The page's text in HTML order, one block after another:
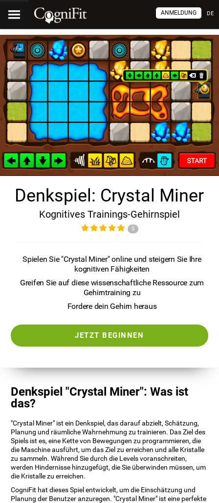
DE
ANMELDUNG
Denkspiel: Crystal Miner
Kognitives Trainings-Gehirnspiel
5
Spielen Sie "Crystal Miner" online und steigern Sie Ihre
kognitiven Fähigkeiten
Greifen Sie auf diese wissenschaftliche Ressource zum
Gehirntraining zu
Fordere dein Gehirn heraus
JETZT BEGINNEN
Denkspiel "Crystal Miner": Was ist
das?
"Crystal Miner" ist ein Denkspiel, das darauf abzielt, Schätzung,
Planung und räumliche Wahrnehmung zu trainieren. Das Ziel des
Spiels ist es, eine Kette von Bewegungen zu programmieren, die
die Maschine ausführt, um das Ziel zu erreichen und alle Kristalle
zu sammeln. Während Sie durch die Levels voranschreiten,
werden Hindernisse hinzugefügt, die Sie überwinden müssen, um
die Kristalle zu erreichen.
CogniFit hat dieses Spiel entwickelt, um die Einschätzung und
Planung der Benutzer anzuregen. "Crystal Miner" ist eine perfekte